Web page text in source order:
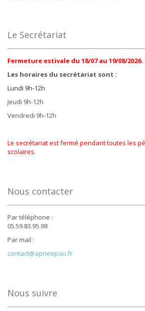
Le Secrétariat
Fermeture estivale du 18/07 au 19/08/2026.
Les horaires du secrétariat sont :
Lundi 9h-12h
Jeudi 9h-12h
Vendredi 9h-12h
Le secrétariat est fermé pendant toutes les
scolaires.
Nous contacter
Par téléphone :
05.59.83.95.98
Par mail :
contact@apneepau.fr
Nous suivre